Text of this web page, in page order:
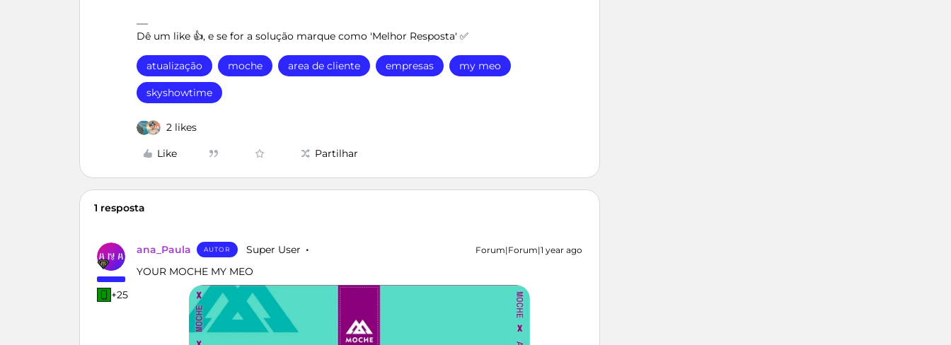
Dê um like 👍, e se for a solução marque como 'Melhor Resposta' ✅
atualização moche area de cliente empresas my meo
skyshowtime
2 likes
Like Partilhar
1 resposta
+25
ana_Paula AUTOR Super User Forum|Forum|1 year ago
YOUR MOCHE MY MEO